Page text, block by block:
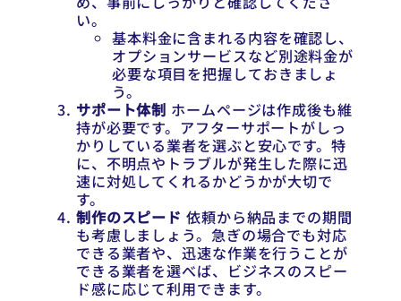
い。
基本料金に含まれる内容を確認し、
オプションサービスなど別途料金が
必要な項目を把握しておきましょ
う。
サポート体制 ホームページは作成後も維
持が必要です。アフターサポートがしっ
かりしている業者を選ぶと安心です。特
に、不明点やトラブルが発生した際に迅
速に対処してくれるかどうかが大切で
す。
制作のスピード 依頼から納品までの期間
も考慮しましょう。急ぎの場合でも対応
できる業者や、迅速な作業を行うことが
できる業者を選べば、ビジネスのスピー
ド感に応じて利用できます。